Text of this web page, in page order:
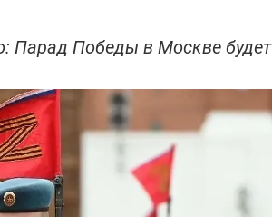
Парад Победы в Москве будет